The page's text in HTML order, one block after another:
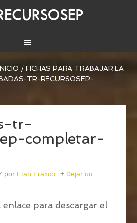
/ FICHAS PARA TRABAJAR LA
TR-RECURSOSEP-
tr-
completar-
por Fran Franco
Dejar un
enlace para descargar el